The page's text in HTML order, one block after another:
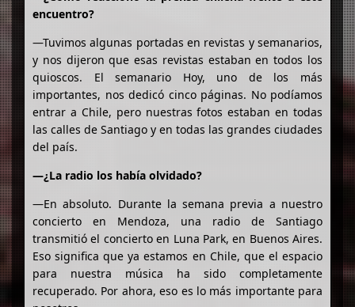
encuentro?
—Tuvimos algunas portadas en revistas y semanarios,
y nos dijeron que esas revistas estaban en todos los
quioscos. El semanario Hoy, uno de los más
importantes, nos dedicó cinco páginas. No podíamos
entrar a Chile, pero nuestras fotos estaban en todas
las calles de Santiago y en todas las grandes ciudades
del país.
—¿La radio los había olvidado?
—En absoluto. Durante la semana previa a nuestro
concierto en Mendoza, una radio de Santiago
transmitió el concierto en Luna Park, en Buenos Aires.
Eso significa que ya estamos en Chile, que el espacio
para nuestra música ha sido completamente
recuperado. Por ahora, eso es lo más importante para